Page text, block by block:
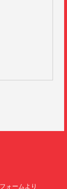
ォームより